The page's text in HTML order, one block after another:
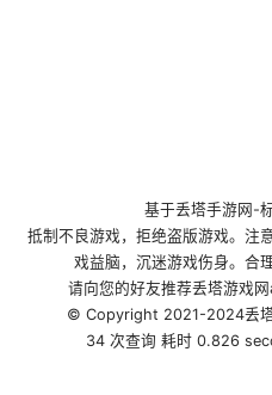
基于丢塔手游网 -
抵制不良游戏，拒绝盗版游戏。注
戏益脑，沉迷游戏伤身。合
请向您的好友推荐丢塔游戏
© Copyright 2021-2024丢
34 次查询 耗时 0.826